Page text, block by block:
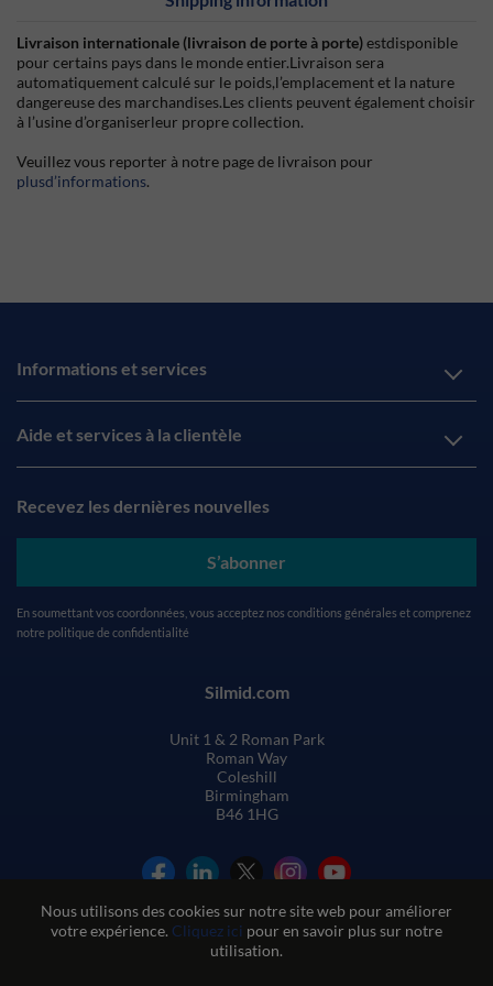
Nous utilisons des cookies sur notre site web pour améliorer
votre expérience. Cliquez ici pour en savoir plus sur notre
utilisation.
Livraison internationale (livraison de porte à porte)estdisponible
pour certains pays dans le monde entier.Livraison sera
automatiquement calculé sur le poids,l’emplacement et la nature
dangereuse des marchandises.Les clients peuvent également choisir
à l’usine d’organiserleur propre collection.
Veuillez vous reporter à notre page de livraison pour
plusd’informations.
Informations et services
Aide et services à la clientèle
Recevez les dernières nouvelles
S’abonner
En soumettant vos coordonnées, vous acceptez nos conditions générales et comprenez
notre politique de confidentialité
Silmid.com
Unit 1 & 2 Roman Park
Roman Way
Coleshill
Birmingham
B46 1HG